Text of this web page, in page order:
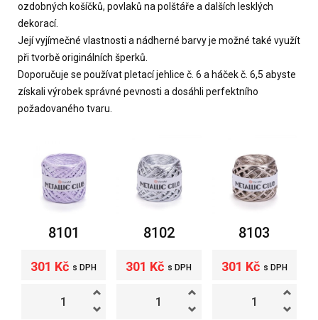
ozdobných košíčků, povlaků na polštáře a dalších lesklých
dekorací.
Její vyjímečné vlastnosti a nádherné barvy je možné také využít
při tvorbě originálních šperků.
Doporučuje se používat pletací jehlice č. 6 a háček č. 6,5 abyste
získali výrobek správné pevnosti a dosáhli perfektního
požadovaného tvaru.
8101
301 Kč s DPH
8102
301 Kč s DPH
8103
301 Kč s DPH